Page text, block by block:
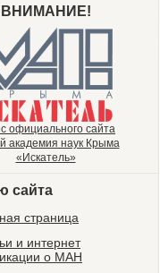
ВНИМАНИЕ!
официального сайта
академия наук Крыма
«Искатель»
сайта
страница
и интернет
о МАН